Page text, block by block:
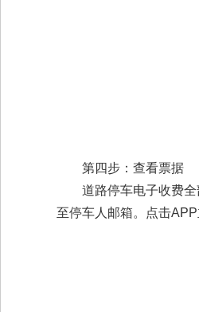
第四步：查看票据
道路停车电子收费
至停车人邮箱。点击